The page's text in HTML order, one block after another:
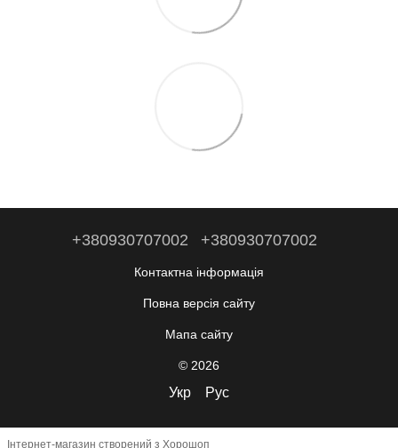
+380930707002 +380930707002
Контактна інформація
Повна версія сайту
Мапа сайту
© 2026
Укр Рус
Інтернет-магазин створений з Хорошоп